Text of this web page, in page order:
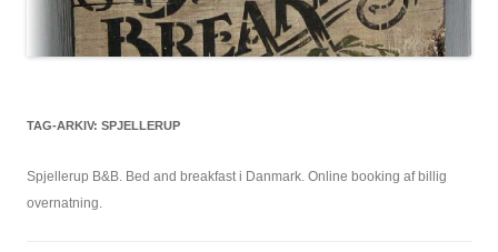
TAG-ARKIV: SPJELLERUP
Spjellerup B&B. Bed and breakfast i Danmark. Online booking af billig
overnatning.